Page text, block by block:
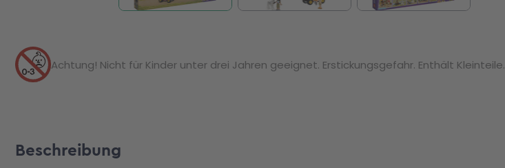
Achtung! Nicht für Kinder unter drei Jahren geeignet. Erstickungsgefahr. Enthält Kleinteile.
Beschreibung